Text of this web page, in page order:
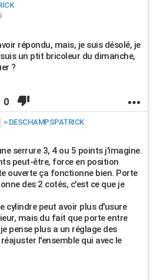
répondu, mais, je suis désolé, je
un ptit bricoleur du dimanche,
?
0
> DESCHAMPSPATRICK
serrure 3, 4 ou 5 points j'imagine.
peut-être, force en position
ouverte ça fonctionne bien. Porte
des 2 cotés, c'est ce que je
cylindre peut avoir plus d'usure
mais du fait que porte entre
pense plus a un réglage des
l'ensemble qui avec le